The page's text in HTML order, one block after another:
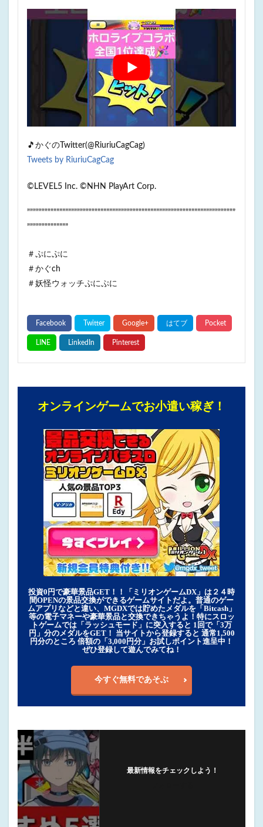
🎵かぐのTwitter(@RiuriuCagCag)
Tweets by RiuriuCagCag
©LEVEL5 Inc. ©NHN PlayArt Corp.
”””””””””””””””””””””””””””””””””””””””””””””””””””””””””””””””””””””””
””””””””””””””
＃ぷにぷに​​​
＃かぐch
＃妖怪ウォッチぷにぷに
オンラインゲームでお小遣い稼ぎ！
投資0円で豪華景品GET！！「ミリオンゲームDX」は２４時
間OPENの景品交換ができるゲームサイトだよ。普通のゲー
ムアプリなどと違い、MGDXでは貯めたメダルを「Bitcash」
等の電子マネーや豪華景品と交換できちゃうよ！特にスロッ
トゲームでは「ラッシュモード」に突入すると 1回で「3万
円」分のメダルをGET！ 当サイトから登録すると 通常1,500
円分のところ 倍額の「3,000円分」お試しポイント進呈中！
ぜひ登録して遊んでみてね！
今すぐ無料であそぶ
最新情報をチェックしよう！